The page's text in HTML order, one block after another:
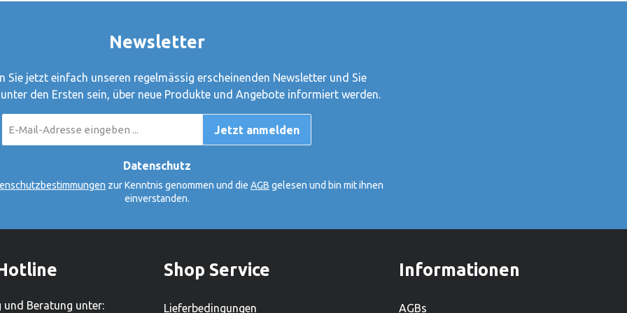
450 Mitarbeiter. Mit
Sortiment von
haben Gerhard Gollnest
Kiesel begonnen,
dem kleinen Zwei-Mann-
sitzt das
Holstein, und beschäftigt weltweit über
Sortiment von mehr als 2.000
Produkten ist es zudem einer der
Newsletter
Sie jetzt einfach unseren regelmässig erscheinenden Newsletter und Sie
den Ersten sein, über neue Produkte und Angebote informiert werden.
Mail-
Adresse
Jetzt anmelden
Datenschutz
zur Kenntnis genommen und die AGB gelesen und bin mit ihnen
einverstanden.
Beratung unter:
Shop Service
Lieferbedingungen
Informationen
AGBs